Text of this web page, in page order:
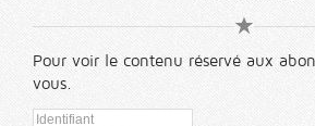
Pour voir le contenu réservé aux
vous.